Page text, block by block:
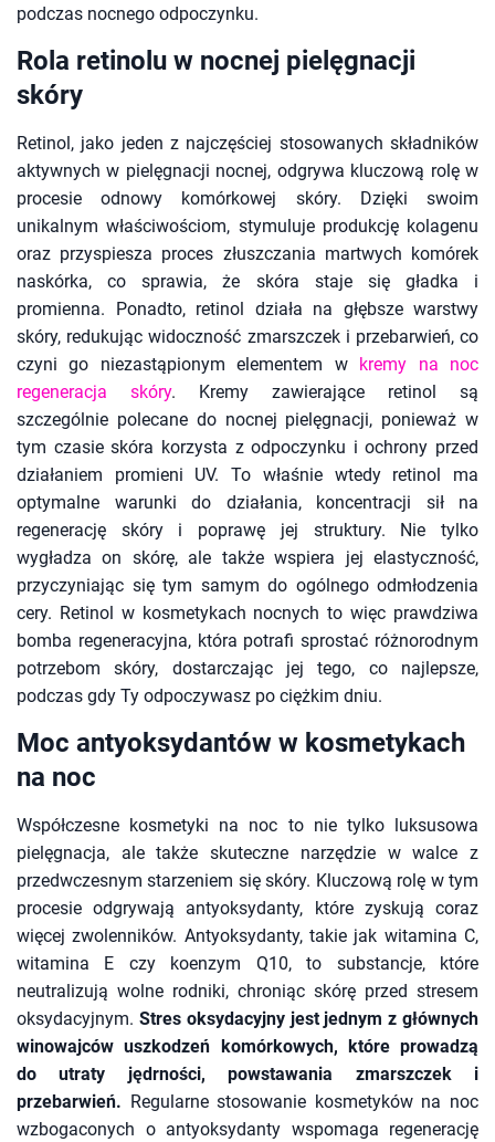
podczas nocnego odpoczynku.
Rola retinolu w nocnej pielęgnacji
skóry
Retinol, jako jeden z najczęściej stosowanych składników
aktywnych w pielęgnacji nocnej, odgrywa kluczową rolę w
procesie odnowy komórkowej skóry. Dzięki swoim
unikalnym właściwościom, stymuluje produkcję kolagenu
oraz przyspiesza proces złuszczania martwych komórek
naskórka, co sprawia, że skóra staje się gładka i
promienna. Ponadto, retinol działa na głębsze warstwy
skóry, redukując widoczność zmarszczek i przebarwień, co
czyni go niezastąpionym elementem w kremy na noc
regeneracja skóry. Kremy zawierające retinol są
szczególnie polecane do nocnej pielęgnacji, ponieważ w
tym czasie skóra korzysta z odpoczynku i ochrony przed
działaniem promieni UV. To właśnie wtedy retinol ma
optymalne warunki do działania, koncentracji sił na
regenerację skóry i poprawę jej struktury. Nie tylko
wygładza on skórę, ale także wspiera jej elastyczność,
przyczyniając się tym samym do ogólnego odmłodzenia
cery. Retinol w kosmetykach nocnych to więc prawdziwa
bomba regeneracyjna, która potrafi sprostać różnorodnym
potrzebom skóry, dostarczając jej tego, co najlepsze,
podczas gdy Ty odpoczywasz po ciężkim dniu.
Moc antyoksydantów w kosmetykach
na noc
Współczesne kosmetyki na noc to nie tylko luksusowa
pielęgnacja, ale także skuteczne narzędzie w walce z
przedwczesnym starzeniem się skóry. Kluczową rolę w tym
procesie odgrywają antyoksydanty, które zyskują coraz
więcej zwolenników. Antyoksydanty, takie jak witamina C,
witamina E czy koenzym Q10, to substancje, które
neutralizują wolne rodniki, chroniąc skórę przed stresem
oksydacyjnym. Stres oksydacyjny jest jednym z głównych
winowajców uszkodzeń komórkowych, które prowadzą
do utraty jędrności, powstawania zmarszczek i
przebarwień. Regularne stosowanie kosmetyków na noc
wzbogaconych o antyoksydanty wspomaga regenerację